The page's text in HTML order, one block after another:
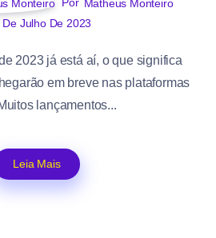
Matheus Monteiro
De Julho De 2023
2023 já está aí, o que significa
em breve nas plataformas
lançamentos...
Leia Mais